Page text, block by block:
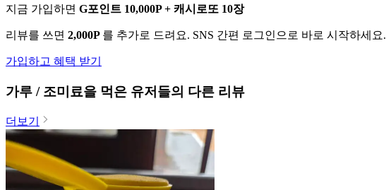
지금 가입하면 G포인트 10,000P + 캐시로또 10장
리뷰를 쓰면 2,000P 를 추가로 드려요. SNS 간편 로그인으로 바로 시작하세요.
가입하고 혜택 받기
가루 / 조미료을 먹은 유저들의 다른 리뷰
더보기